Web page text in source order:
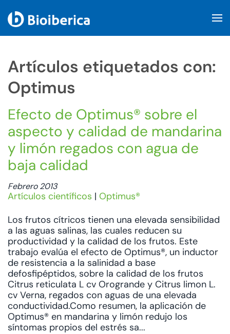
Artículos etiquetados con:
Optimus
Efecto de Optimus® sobre el
aspecto y calidad de mandarina
y limón regados con agua de
baja calidad
Febrero 2013
Artículos científicos | Optimus®
Los frutos cítricos tienen una elevada sensibilidad
a las aguas salinas, las cuales reducen su
productividad y la calidad de los frutos. Este
trabajo evalúa el efecto de Optimus®, un inductor
de resistencia a la salinidad a base
defosfipéptidos, sobre la calidad de los frutos
Citrus reticulata L cv Orogrande y Citrus limon L.
cv Verna, regados con aguas de una elevada
conductividad.Como resumen, la aplicación de
Optimus® en mandarina y limón redujo los
síntomas propios del estrés sa...